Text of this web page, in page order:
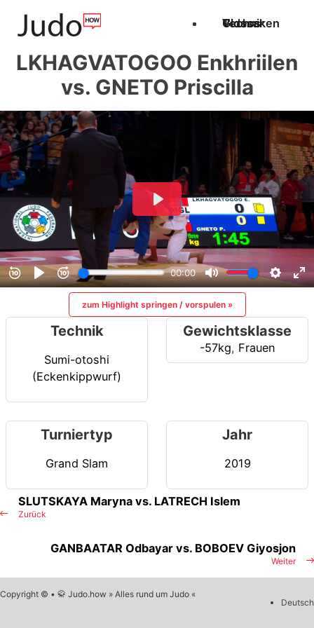
Techniken
Videos
Glossar
LKHAGVATOGOO Enkhriilen
vs. GNETO Priscilla
zum Highlight springen / vorspulen »
Technik
Sumi-otoshi
(Eckenkippwurf)
Gewichtsklasse
-57kg, Frauen
Turniertyp
Grand Slam
Jahr
2019
Zurück
SLUTSKAYA Maryna vs. LATRECH Islem
Weiter
GANBAATAR Odbayar vs. BOBOEV Giyosjon
Copyright © • 🥋 Judo.how » Alles rund um Judo «
Deutsch